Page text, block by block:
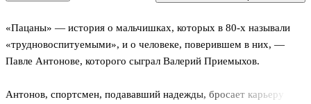
«Пацаны» — история о мальчишках, которых в 80-х называли
«трудновоспитуемыми», и о человеке, поверившем в них, —
Павле Антонове, которого сыграл Валерий Приемыхов.
Антонов, спортсмен, подававший надежды, бросает карьеру